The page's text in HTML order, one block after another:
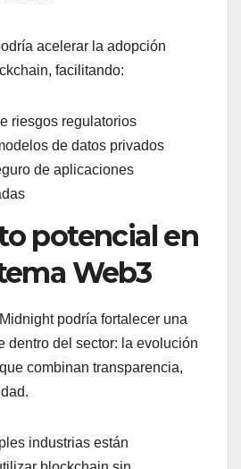
acelerar la adopción
facilitando:
riesgos regulatorios
de datos privados
de aplicaciones
potencial en
Web3
podría fortalecer una
dentro del sector: la evolución
combinan transparencia,
industrias están